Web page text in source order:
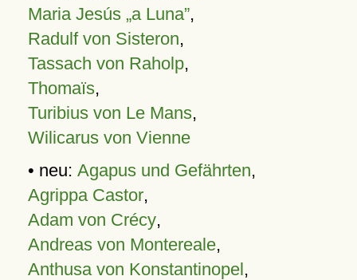
Maria Jesús „a Luna”,
Radulf von Sisteron,
Tassach von Raholp,
Thomaïs,
Turibius von Le Mans,
Wilicarus von Vienne
• neu: Agapus und Gefährten,
Agrippa Castor,
Adam von Crécy,
Andreas von Montereale,
Anthusa von Konstantinopel,